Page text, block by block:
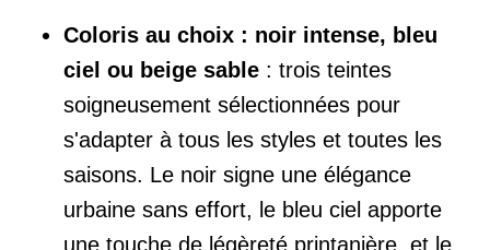
Coloris au choix : noir intense, bleu
ciel ou beige sable : trois teintes
soigneusement sélectionnées pour
s'adapter à tous les styles et toutes les
saisons. Le noir signe une élégance
urbaine sans effort, le bleu ciel apporte
une touche de légèreté printanière, et le